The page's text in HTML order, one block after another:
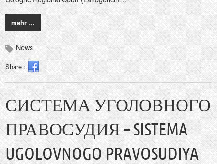
mehr …
News
Share :
СИСТЕМА УГОЛОВНОГО
ПРАВОСУДИЯ – SISTEMA
UGOLOVNOGO PRAVOSUDIYA